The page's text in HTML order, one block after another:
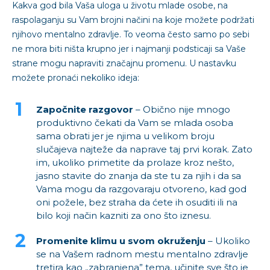
Kakva god bila Vaša uloga u životu mlade osobe, na
raspolaganju su Vam brojni načini na koje možete podržati
njihovo mentalno zdravlje. To veoma često samo po sebi
ne mora biti ništa krupno jer i najmanji podsticaji sa Vaše
strane mogu napraviti značajnu promenu. U nastavku
možete pronaći nekoliko ideja:
Započnite razgovor – Obično nije mnogo
produktivno čekati da Vam se mlada osoba
sama obrati jer je njima u velikom broju
slučajeva najteže da naprave taj prvi korak. Zato
im, ukoliko primetite da prolaze kroz nešto,
jasno stavite do znanja da ste tu za njih i da sa
Vama mogu da razgovaraju otvoreno, kad god
oni požele, bez straha da ćete ih osuditi ili na
bilo koji način kazniti za ono što iznesu.
Promenite klimu u svom okruženju – Ukoliko
se na Vašem radnom mestu mentalno zdravlje
tretira kao „zabranjena” tema, učinite sve što je